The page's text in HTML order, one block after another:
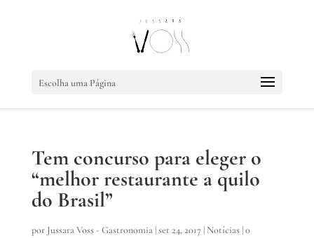
Escolha uma Página
Tem concurso para eleger o
“melhor restaurante a quilo
do Brasil”
por Jussara Voss - Gastronomia|set 24, 2017| Notícias |0